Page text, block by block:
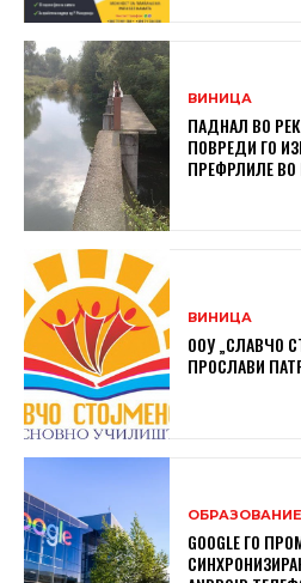
ВИНИЦА
ПАДНАЛ ВО
ПОВРЕДИ ГО
ПРЕФРЛИЛЕ
ВИНИЦА
ООУ „СЛАВЧО
ПРОСЛАВИ
ОБРАЗОВАНИЕ
GOOGLE ГО